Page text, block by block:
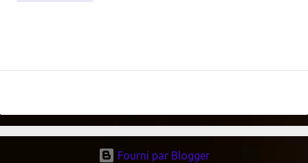
Fourni par Blogger